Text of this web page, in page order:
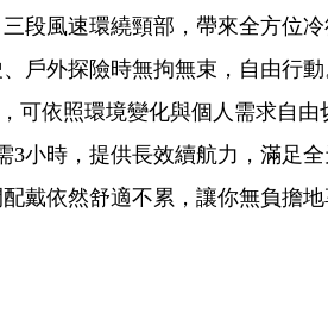
段風速環繞頸部，帶來全方位冷
戶外探險時無拘無束，自由行動
依照環境變化與個人需求自由
小時，提供長效續航力，滿足全
戴依然舒適不累，讓你無負擔地